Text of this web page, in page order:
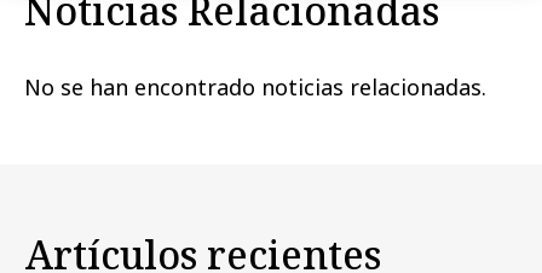
No se han encontrado noticias relacionadas.
Artículos recientes